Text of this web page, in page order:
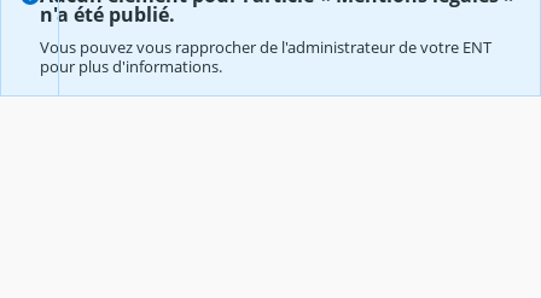
n'a été publié.
Vous pouvez vous rapprocher de l'administrateur de votre ENT
pour plus d'informations.